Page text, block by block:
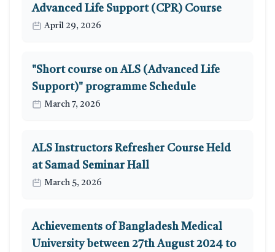
Advanced Life Support (CPR) Course
April 29, 2026
"Short course on ALS (Advanced Life
Support)" programme Schedule
March 7, 2026
ALS Instructors Refresher Course Held
at Samad Seminar Hall
March 5, 2026
Achievements of Bangladesh Medical
University between 27th August 2024 to